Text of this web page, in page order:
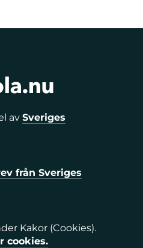
av Sveriges
från Sveriges
Kakor (Cookies).
cookies.